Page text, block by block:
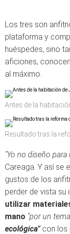
Los tres son
plataforma y
huéspedes, sino
aficiones,
al máximo.
Antes de la
Resultado tras la
"Yo no diseño
Careaga. Y así se
gustos de los
perder de vista su
utilizar
mano "por un
ecológica" con los